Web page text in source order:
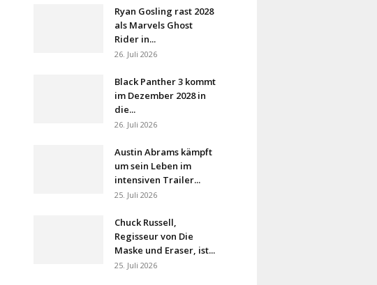
Ryan Gosling rast 2028
als Marvels Ghost
Rider in...
26. Juli 2026
Black Panther 3 kommt
im Dezember 2028 in
die...
26. Juli 2026
Austin Abrams kämpft
um sein Leben im
intensiven Trailer...
25. Juli 2026
Chuck Russell,
Regisseur von Die
Maske und Eraser, ist...
25. Juli 2026